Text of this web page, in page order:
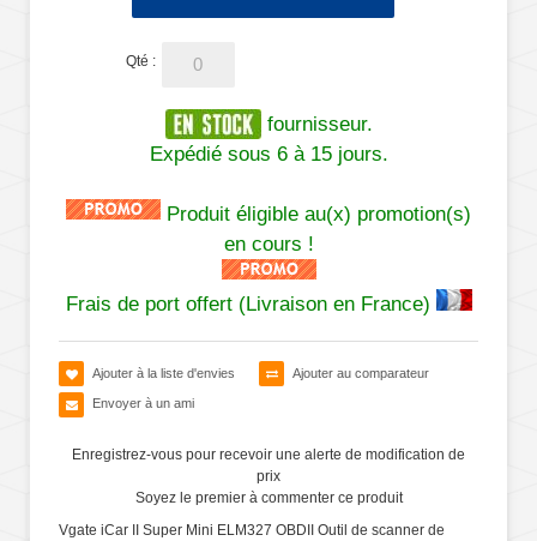
Qté :
fournisseur.
Expédié sous 6 à 15 jours.
Produit éligible au(x) promotion(s)
en cours !
Frais de port offert (Livraison en France)
Ajouter à la liste d'envies Ajouter au comparateur
Envoyer à un ami
Enregistrez-vous pour recevoir une alerte de modification de
prix
Soyez le premier à commenter ce produit
Vgate iCar II Super Mini ELM327 OBDII Outil de scanner de